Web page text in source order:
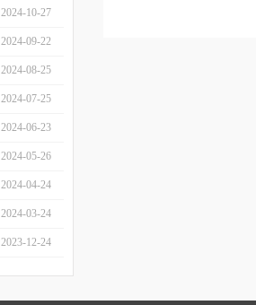
2024-10-27
2024-09-22
2024-08-25
2024-07-25
2024-06-23
2024-05-26
2024-04-24
2024-03-24
2023-12-24